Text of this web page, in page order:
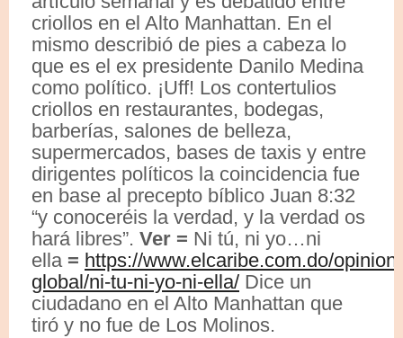
criollos en el Alto Manhattan. En el
mismo describió de pies a cabeza lo
que es el ex presidente Danilo Medina
como político. ¡Uff! Los contertulios
criollos en restaurantes, bodegas,
barberías, salones de belleza,
supermercados, bases de taxis y entre
dirigentes políticos la coincidencia fue
en base al precepto bíblico Juan 8:32
“y conoceréis la verdad, y la verdad os
hará libres”. Ver = Ni tú, ni yo…ni
ella = https://www.elcaribe.com.do/
global/ni-tu-ni-yo-ni-ella/ Dice un
ciudadano en el Alto Manhattan que
tiró y no fue de Los Molinos.